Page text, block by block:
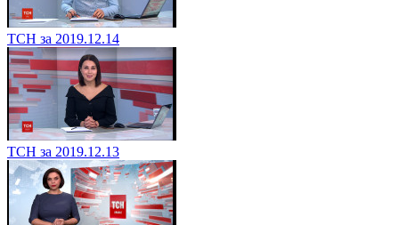
ТСН за 2019.12.14
ТСН за 2019.12.13